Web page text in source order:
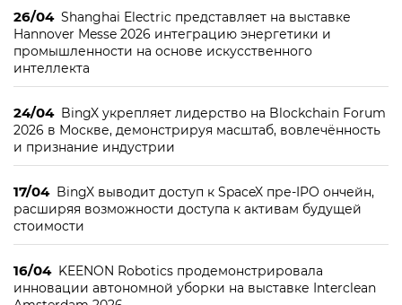
26/04 Shanghai Electric представляет на выставке
Hannover Messe 2026 интеграцию энергетики и
промышленности на основе искусственного
интеллекта
24/04 BingX укрепляет лидерство на Blockchain Forum
2026 в Москве, демонстрируя масштаб, вовлечённость
и признание индустрии
17/04 BingX выводит доступ к SpaceX пре-IPO ончейн,
расширяя возможности доступа к активам будущей
стоимости
16/04 KEENON Robotics продемонстрировала
инновации автономной уборки на выставке Interclean